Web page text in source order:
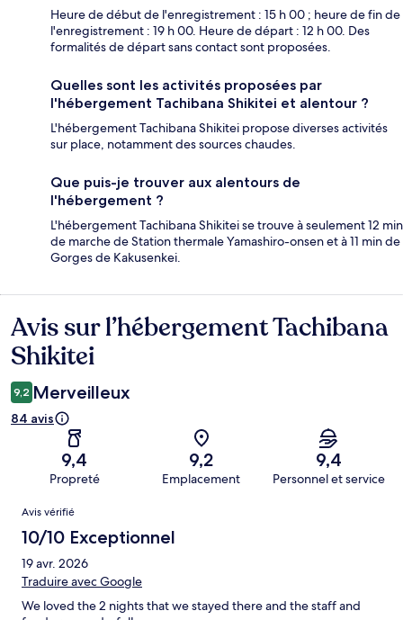
Heure de début de l'enregistrement : 15 h 00 ; heure de fin de
l'enregistrement : 19 h 00. Heure de départ : 12 h 00. Des
formalités de départ sans contact sont proposées.
Quelles sont les activités proposées par
l'hébergement Tachibana Shikitei et alentour ?
L'hébergement Tachibana Shikitei propose diverses activités
sur place, notamment des sources chaudes.
Que puis-je trouver aux alentours de
l'hébergement ?
L'hébergement Tachibana Shikitei se trouve à seulement 12 min
de marche de Station thermale Yamashiro-onsen et à 11 min de
Gorges de Kakusenkei.
Avis
Avis sur l’hébergement Tachibana
Shikitei
9,2 Merveilleux
84 avis
9,4
Propreté
9,2
Emplacement
9,4
Personnel et service
Avis
Avis vérifié
10/10 Exceptionnel
19 avr. 2026
Traduire avec Google
We loved the 2 nights that we stayed there and the staff and